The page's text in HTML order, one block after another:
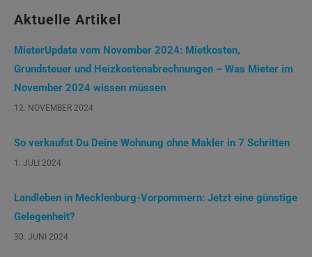
Aktuelle Artikel
MieterUpdate vom November 2024: Mietkosten,
Grundsteuer und Heizkostenabrechnungen – Was Mieter im
November 2024 wissen müssen
12. NOVEMBER 2024
So verkaufst Du Deine Wohnung ohne Makler in 7 Schritten
1. JULI 2024
Landleben in Mecklenburg-Vorpommern: Jetzt eine günstige
Gelegenheit?
30. JUNI 2024